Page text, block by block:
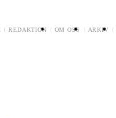
REDAKTION OM OSS ARKIV